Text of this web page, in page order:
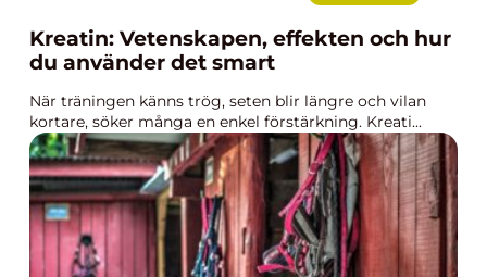
Kreatin: Vetenskapen, effekten och hur
du använder det smart
När träningen känns trög, seten blir längre och vilan
kortare, söker många en enkel förstärkning. Kreati...